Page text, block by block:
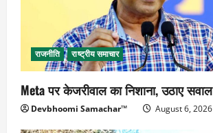
राजनीति राष्ट्रीय समाचार
Meta पर केजरीवाल का निशाना, उठाए सवाल
Devbhoomi Samachar™ August 6, 2026